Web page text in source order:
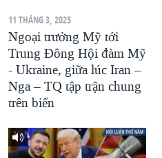
11 THÁNG 3, 2025
Ngoại trưởng Mỹ tới
Trung Đông Hội đàm Mỹ
- Ukraine, giữa lúc Iran –
Nga – TQ tập trận chung
trên biển